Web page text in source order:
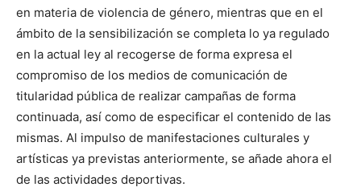
en materia de violencia de género, mientras que en el
ámbito de la sensibilización se completa lo ya regulado
en la actual ley al recogerse de forma expresa el
compromiso de los medios de comunicación de
titularidad pública de realizar campañas de forma
continuada, así como de especificar el contenido de las
mismas. Al impulso de manifestaciones culturales y
artísticas ya previstas anteriormente, se añade ahora el
de las actividades deportivas.